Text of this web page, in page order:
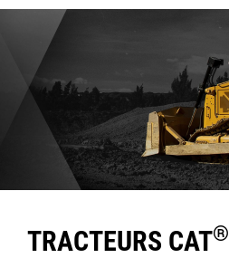
TRACTEURS CAT®